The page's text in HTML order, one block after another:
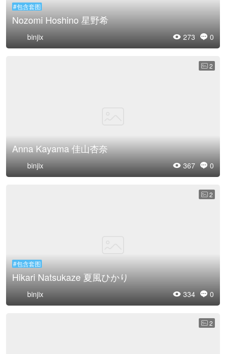
#包含套图
Nozomi Hoshino 星野希
 273  0
binjix
 2
Anna Kayama 佳山杏奈
 367  0
binjix
 2
#包含套图
Hikari Natsukaze 夏風ひかり
 334  0
binjix
 2